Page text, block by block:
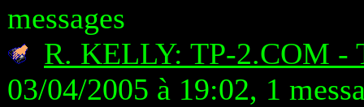
messages
R. KELLY: TP-2.COM -
03/04/2005 à 19:02, 1